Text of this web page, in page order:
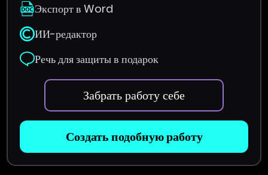
Экспорт в Word
ИИ-редактор
Речь для защиты в подарок
Забрать работу себе
Создать подобную работу